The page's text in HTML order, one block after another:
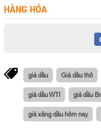
HÀNG HÓA
giá dầu Giá dầu thô
giá dầu WTI giá dầu
giá xăng dầu hôm nay